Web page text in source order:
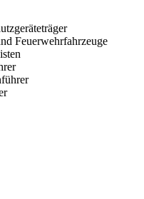
Feuerwehrfahrzeuge